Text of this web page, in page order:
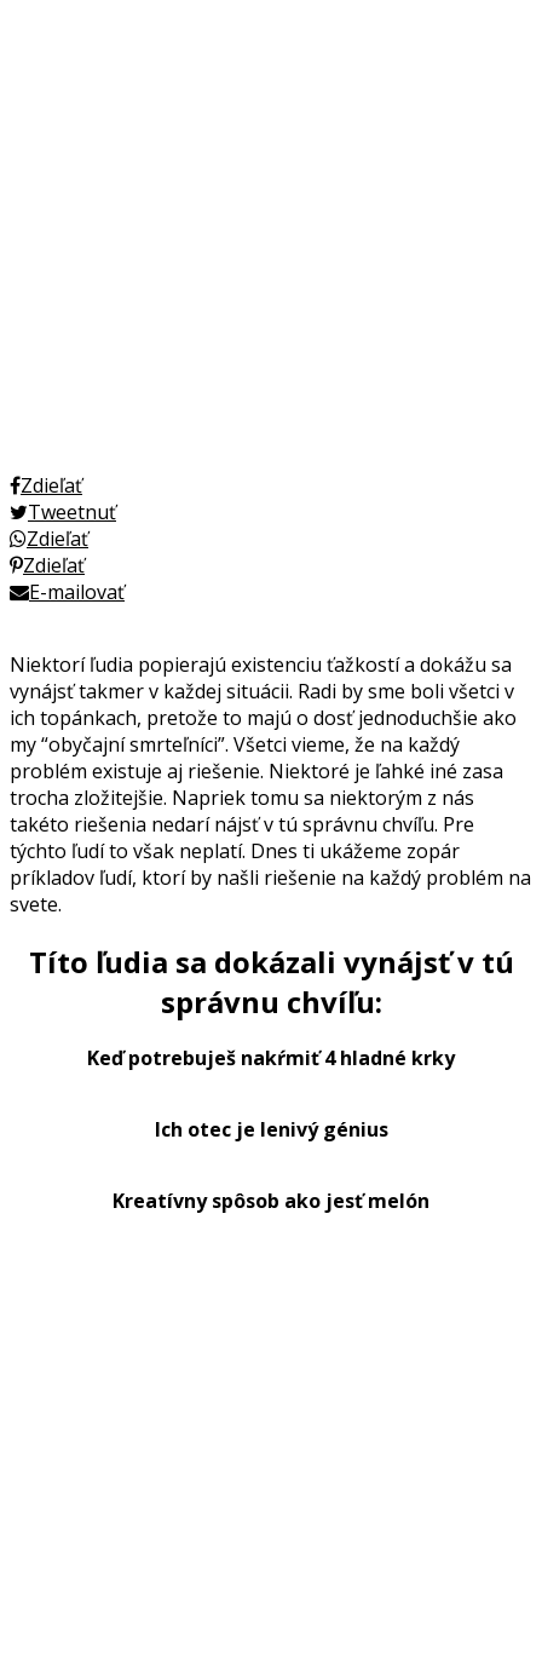
Zdieľať
Tweetnuť
Zdieľať
Zdieľať
E-mailovať
Niektorí ľudia popierajú existenciu ťažkostí a dokážu sa
vynájsť takmer v každej situácii. Radi by sme boli všetci v
ich topánkach, pretože to majú o dosť jednoduchšie ako
my “obyčajní smrteľníci”. Všetci vieme, že na každý
problém existuje aj riešenie. Niektoré je ľahké iné zasa
trocha zložitejšie. Napriek tomu sa niektorým z nás
takéto riešenia nedarí nájsť v tú správnu chvíľu. Pre
týchto ľudí to však neplatí. Dnes ti ukážeme zopár
príkladov ľudí, ktorí by našli riešenie na každý problém na
svete.
Títo ľudia sa dokázali vynájsť v tú
správnu chvíľu:
Keď potrebuješ nakŕmiť 4 hladné krky
Ich otec je lenivý génius
Kreatívny spôsob ako jesť melón